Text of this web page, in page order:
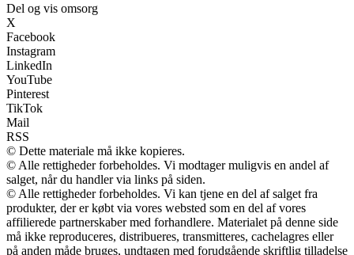
Del og vis omsorg
X
Facebook
Instagram
LinkedIn
YouTube
Pinterest
TikTok
Mail
RSS
© Dette materiale må ikke kopieres.
© Alle rettigheder forbeholdes. Vi modtager muligvis en andel af
salget, når du handler via links på siden.
© Alle rettigheder forbeholdes. Vi kan tjene en del af salget fra
produkter, der er købt via vores websted som en del af vores
affilierede partnerskaber med forhandlere. Materialet på denne side
må ikke reproduceres, distribueres, transmitteres, cachelagres eller
på anden måde bruges, undtagen med forudgående skriftlig tilladelse